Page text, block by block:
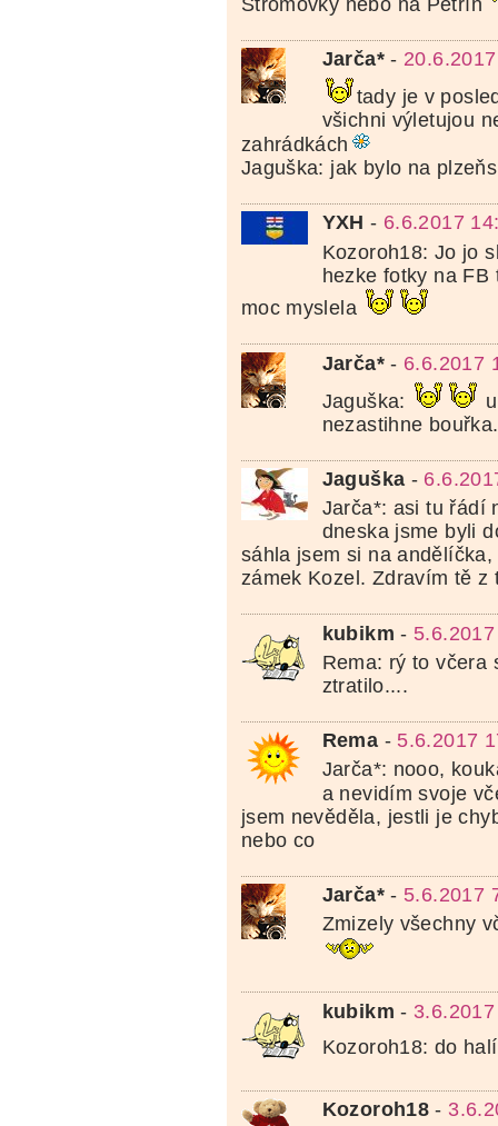
Jarča*-
tady je v
všichni výletujou
zahrádkách
Jaguška: jak bylo na
YXH - 6.6.2017
Kozoroh18: Jo jo
hezke fotky na
moc myslela
Jarča*- 6.6.2017
Jaguška:
nezastihne bouřka.
Jaguška -
Jarča*: asi tu řádí
dneska jsme byli
sáhla jsem si na
zámek Kozel. Zdravím tě z
kubikm -
Rema: rý to včera
ztratilo....
Rema - 5.6.2017
Jarča*: nooo,
a nevidím svoje
jsem nevěděla, jestli je
nebo co
Jarča*- 5.6.2017
Zmizely všechny
kubikm -
Kozoroh18: do
Kozoroh18 -